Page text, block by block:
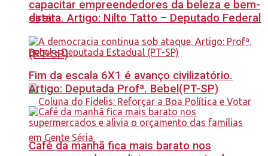
direita. Artigo: Nilto Tatto – Deputado Federal
(PT-SP)
capacitar empreendedores da beleza e bem-
estar
Fim da escala 6X1 é avanço civilizatório.
Artigo: Deputada Profª. Bebel(PT-SP)
Café da manhã fica mais barato nos